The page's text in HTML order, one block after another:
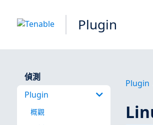
Plugin
偵測
Plugin
概觀
Plugin